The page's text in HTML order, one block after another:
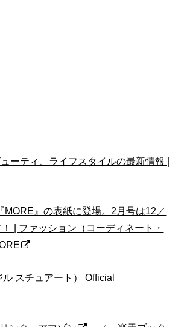
ーティ、ライフスタイルの最新情報 |
MORE』の表紙に登場。2月号は12／
| ファッション（コーディネート・
スチュアート） Official